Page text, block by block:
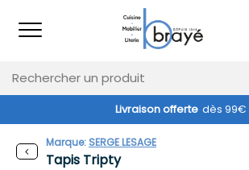
Livraison offerte dès 99€
Tapis Tripty
Marque: SERGE LESAGE